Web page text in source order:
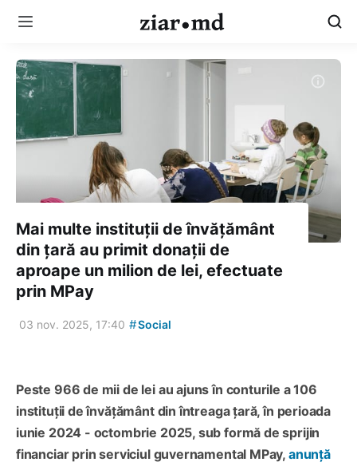
Mai multe instituții de învățământ
din țară au primit donații de
aproape un milion de lei, efectuate
prin MPay
03 nov. 2025, 17:40 #Social
Peste 966 de mii de lei au ajuns în conturile a 106
instituții de învățământ din întreaga țară, în perioada
iunie 2024 - octombrie 2025, sub formă de sprijin
financiar prin serviciul guvernamental MPay, anunță